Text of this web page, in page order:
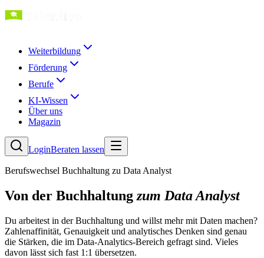
Weiterbildung
Förderung
Berufe
KI-Wissen
Über uns
Magazin
LoginBeraten lassen
Berufswechsel Buchhaltung zu Data Analyst
Von der Buchhaltung zum Data Analyst
Du arbeitest in der Buchhaltung und willst mehr mit Daten machen?
Zahlenaffinität, Genauigkeit und analytisches Denken sind genau
die Stärken, die im Data-Analytics-Bereich gefragt sind. Vieles
davon lässt sich fast 1:1 übersetzen.